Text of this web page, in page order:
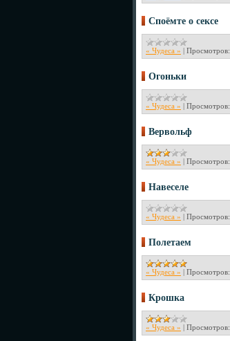
Споёмте о сексе
« Чудеса » | Просмотров:
Огоньки
« Чудеса » | Просмотров:
Вервольф
« Чудеса » | Просмотров:
Навеселе
« Чудеса » | Просмотров:
Полетаем
« Чудеса » | Просмотров:
Крошка
« Чудеса » | Просмотров: